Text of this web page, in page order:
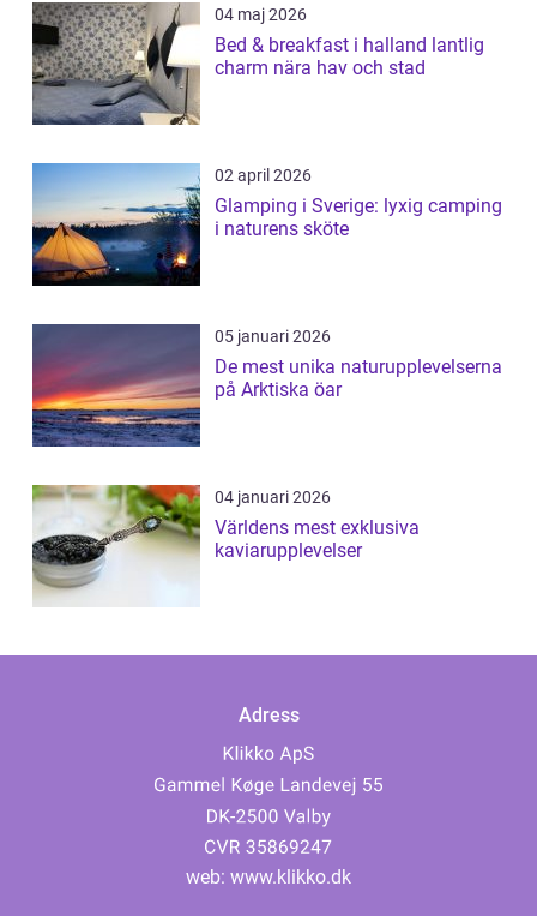
04 maj 2026
Bed & breakfast i halland lantlig
charm nära hav och stad
02 april 2026
Glamping i Sverige: lyxig camping
i naturens sköte
05 januari 2026
De mest unika naturupplevelserna
på Arktiska öar
04 januari 2026
Världens mest exklusiva
kaviarupplevelser
Adress
web: www.klikko.dk